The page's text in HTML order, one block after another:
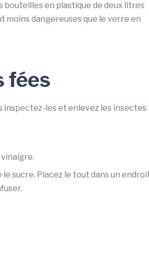
bouteilles en plastique de deux litres
moins dangereuses que le verre en
fées
inspectez-les et enlevez les insectes
sucre. Placez le tout dans un